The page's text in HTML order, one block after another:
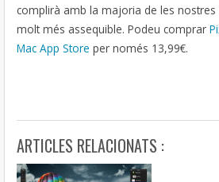
complirà amb la majoria de les nostres
molt més assequible. Podeu comprar
Mac App Store per només 13,99€.
ARTICLES RELACIONATS :